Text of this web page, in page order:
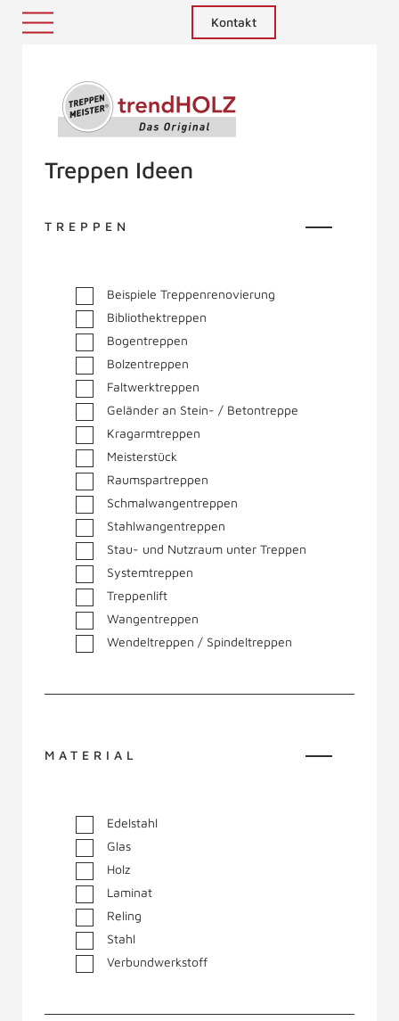
Kontakt
Treppen Ideen
TREPPEN
Beispiele Treppenrenovierung
Bibliothektreppen
Bogentreppen
Bolzentreppen
Faltwerktreppen
Geländer an Stein- / Betontreppe
Kragarmtreppen
Meisterstück
Raumspartreppen
Schmalwangentreppen
Stahlwangentreppen
Stau- und Nutzraum unter Treppen
Systemtreppen
Treppenlift
Wangentreppen
Wendeltreppen / Spindeltreppen
MATERIAL
Edelstahl
Glas
Holz
Laminat
Reling
Stahl
Verbundwerkstoff